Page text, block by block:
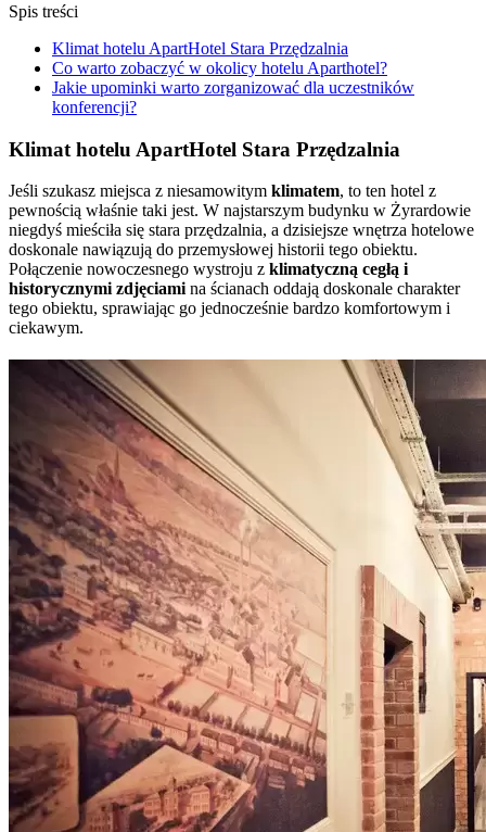
Spis treści
Klimat hotelu ApartHotel Stara Przędzalnia
Co warto zobaczyć w okolicy hotelu Aparthotel?
Jakie upominki warto zorganizować dla uczestników
konferencji?
Klimat hotelu ApartHotel Stara Przędzalnia
Jeśli szukasz miejsca z niesamowitym klimatem, to ten hotel z
pewnością właśnie taki jest. W najstarszym budynku w Żyrardowie
niegdyś mieściła się stara przędzalnia, a dzisiejsze wnętrza hotelowe
doskonale nawiązują do przemysłowej historii tego obiektu.
Połączenie nowoczesnego wystroju z klimatyczną cegłą i
historycznymi zdjęciami na ścianach oddają doskonale charakter
tego obiektu, sprawiając go jednocześnie bardzo komfortowym i
ciekawym.